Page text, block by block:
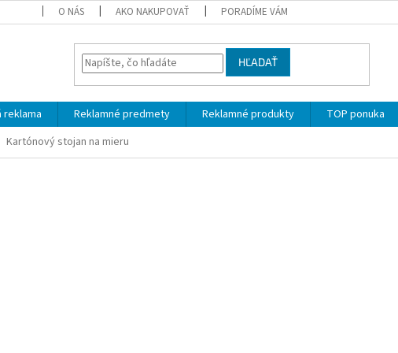
O NÁS AKO NAKUPOVAŤ PORADÍME VÁM
HĽADAŤ
reklama Reklamné predmety Reklamné produkty TOP ponuka
Kartónový stojan na mieru